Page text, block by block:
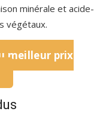
minérale et acide-
végétaux.
meilleur prix